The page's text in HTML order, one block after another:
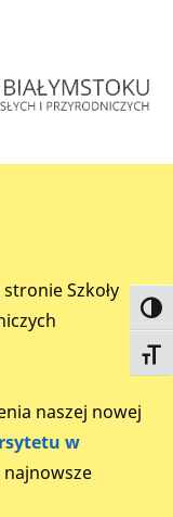
Szkoły
naszej nowej
w
najnowsze